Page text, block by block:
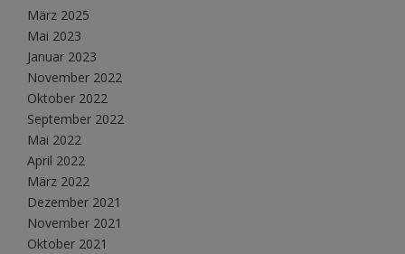
März 2025
Mai 2023
Januar 2023
November 2022
Oktober 2022
September 2022
Mai 2022
April 2022
März 2022
Dezember 2021
November 2021
Oktober 2021